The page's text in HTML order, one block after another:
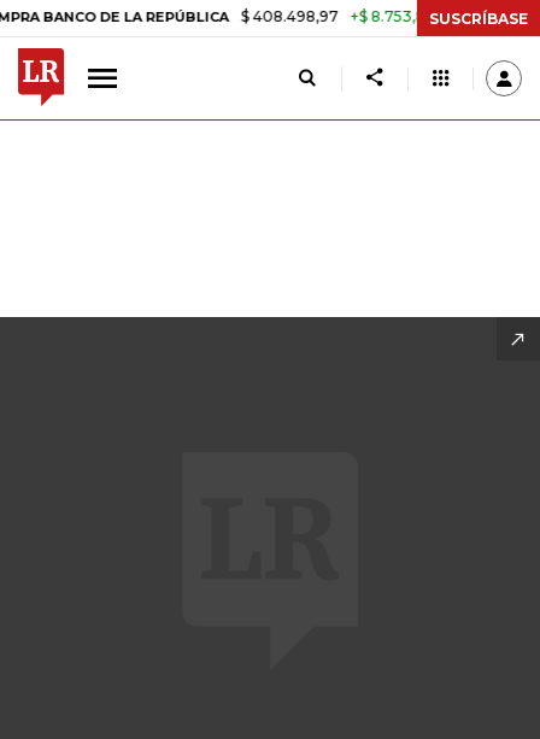
$ 408.498,97 +$ 8.753,81 +2,19% TASA DE USURA
SUSCRÍBASE